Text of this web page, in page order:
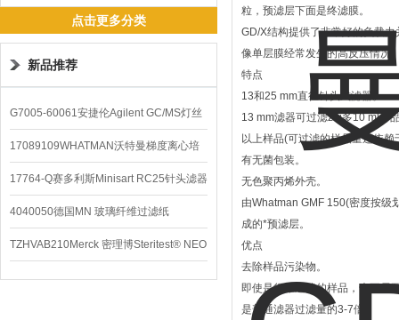
点击更多分类
新品推荐
G7005-60061安捷伦Agilent GC/MS灯丝
配件
17089109WHATMAN沃特曼梯度离心培
养基
17764-Q赛多利斯Minisart RC25针头滤器
4040050德国MN 玻璃纤维过滤纸
TZHVAB210Merck 密理博Steritest® NEO
设备
粒，预滤层下面是终滤膜。
GD/X结构提供了非常好的负载
像单层膜经常发生的高反压情况
特点
13和25 mm直径针头式滤器。
13 mm滤器可过滤zui多10 ml样
以上样品(可过滤的样品量还依
有无菌包装。
无色聚丙烯外壳。
由Whatman GMF 150(密度按级
成的*预滤层。
优点
去除样品污染物。
即使是很难过滤的样品，也不需
是普通滤器过滤量的3-7倍